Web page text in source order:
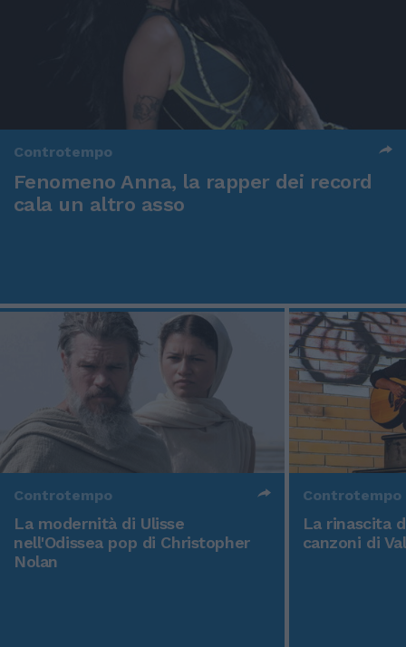
Controtempo
Fenomeno Anna, la rapper dei record
cala un altro asso
Controtempo
La modernità di Ulisse
nell'Odissea pop di Christopher
Nolan
Controtempo
La rinascita
canzoni di